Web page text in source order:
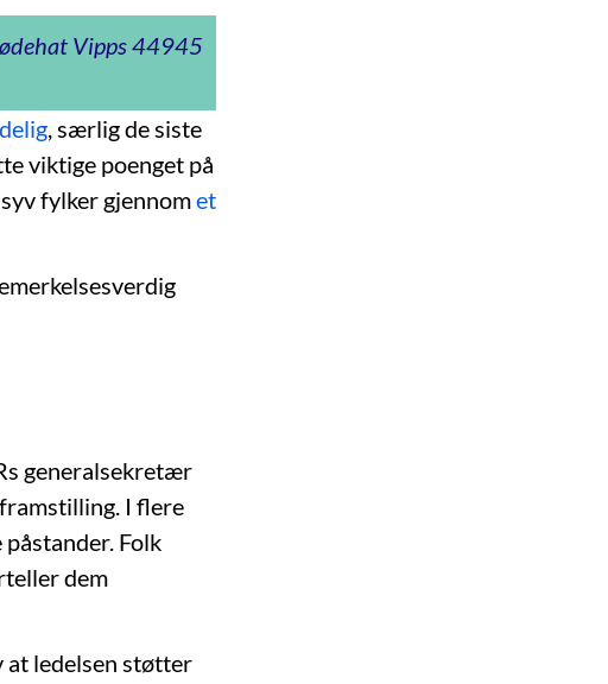
Vipps 44945
, særlig de siste
viktige poenget på
fylker gjennomet
generalsekretær
I flere
Folk
dem
at ledelsen støtter